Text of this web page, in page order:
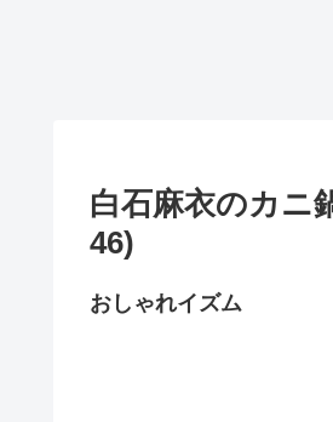
白石麻衣のカニ
46)
おしゃれイズム